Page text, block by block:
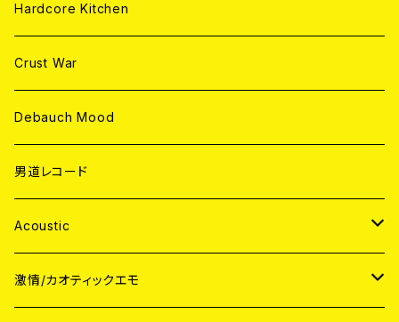
Hardcore Kitchen
Crust War
Debauch Mood
男道レコード
Acoustic
JAPAN
激情/カオティックエモ